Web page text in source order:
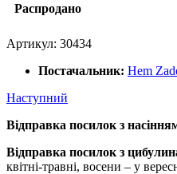
Распродано
Артикул: 30434
Постачальник: Hem
Наступний
Відправка посилок з
Відправка посилок з
квітні-травні, восени – у